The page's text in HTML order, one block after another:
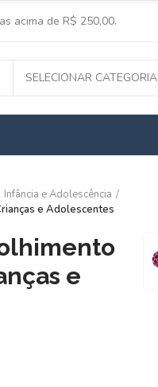
acima de R$ 250,00.
SELECIONAR CATEGORIA
Infância e Adolescência
e Adolescentes
e